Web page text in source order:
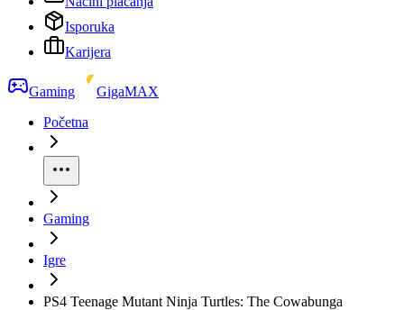
Isporuka
Karijera
Gaming
GigaMAX
Početna
Gaming
Igre
PS4 Teenage Mutant Ninja Turtles: The Cowabunga